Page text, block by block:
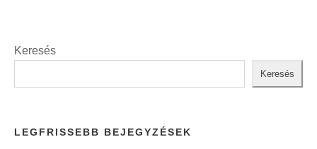
Keresés
Keresés
LEGFRISSEBB BEJEGYZÉSEK